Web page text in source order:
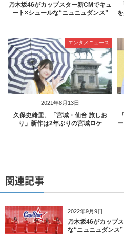
乃木坂46がカップスター新CMでキュ
ート×シュールな“ニュニュダンス”
2021年8月13日
エンタメニュース
久保史緒里、「宮城・仙台 旅しお
り」新作は2年ぶりの宮城ロケ
関連記事
2022年9月9日
乃木坂46がカップ
な“ニュニュダンス”